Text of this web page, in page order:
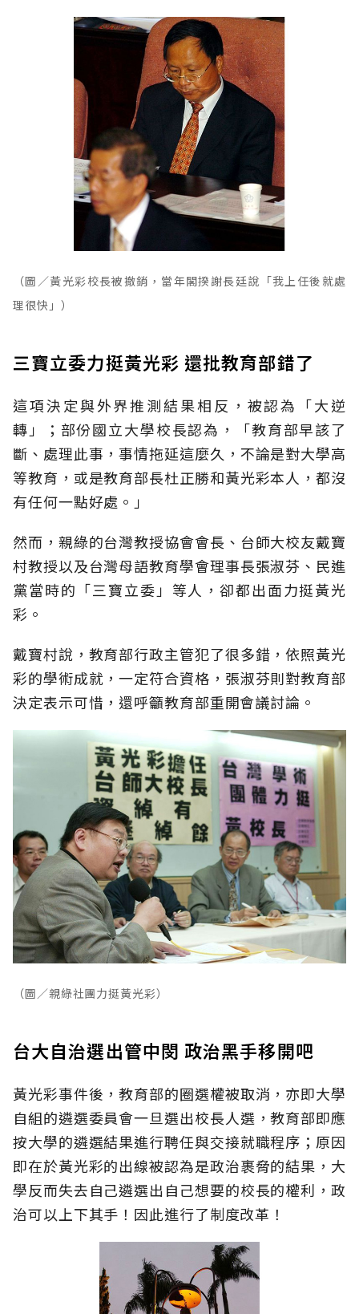
（圖／黃光彩校長被撤銷，當年閣揆謝長廷說「我上任後就處
理很快」）
三寶立委力挺黃光彩 還批教育部錯了
這項決定與外界推測結果相反，被認為「大逆
轉」；部份國立大學校長認為，「教育部早該了
斷、處理此事，事情拖延這麼久，不論是對大學高
等教育，或是教育部長杜正勝和黃光彩本人，都沒
有任何一點好處。」
然而，親綠的台灣教授協會會長、台師大校友戴寶
村教授以及台灣母語教育學會理事長張淑芬、民進
黨當時的「三寶立委」等人，卻都出面力挺黃光
彩。
戴寶村說，教育部行政主管犯了很多錯，依照黃光
彩的學術成就，一定符合資格，張淑芬則對教育部
決定表示可惜，還呼籲教育部重開會議討論。
（圖／親綠社團力挺黃光彩）
台大自治選出管中閔 政治黑手移開吧
黃光彩事件後，教育部的圈選權被取消，亦即大學
自組的遴選委員會一旦選出校長人選，教育部即應
按大學的遴選結果進行聘任與交接就職程序；原因
即在於黃光彩的出線被認為是政治裹脅的結果，大
學反而失去自己遴選出自己想要的校長的權利，政
治可以上下其手！因此進行了制度改革！